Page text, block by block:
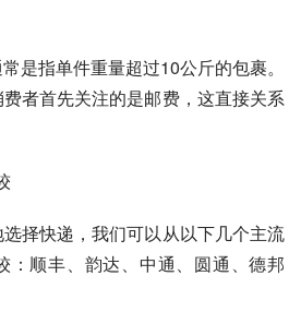
是指单件重量超过10公斤的包裹。
者首先关注的是邮费，这直接关系
择快递，我们可以从以下几个主流
：顺丰、韵达、中通、圆通、德邦